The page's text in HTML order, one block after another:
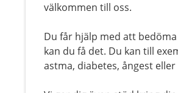
välkommen till oss.
Du får hjälp med att
kan du få det. Du kan till
astma, diabetes, ångest